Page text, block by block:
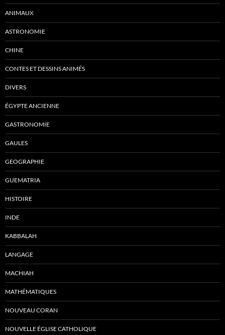
ANIMAUX
ASTRONOMIE
CHINE
CONTES ET DESSINS ANIMÉS
DIVERS
ÉGYPTE ANCIENNE
GASTRONOMIE
GAULES
GEOGRAPHIE
GUEMATRIA
HISTOIRE
INDE
KABBALAH
LANGAGE
MACHIAH
MATHÉMATIQUES
NOUVEAU CORAN
NOUVELLE ÉGLISE CATHOLIQUE